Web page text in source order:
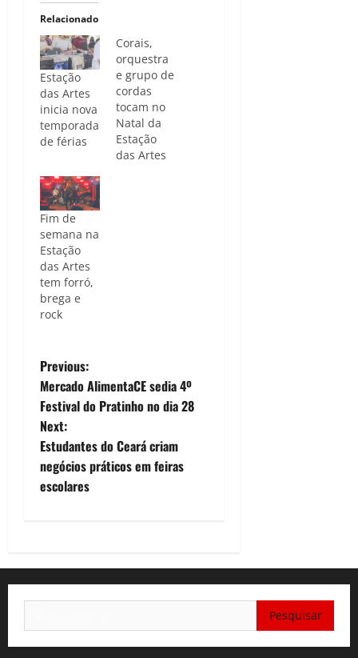
Relacionado
Estação
das Artes
inicia nova
temporada
de férias
Corais,
orquestra
e grupo de
cordas
tocam no
Natal da
Estação
das Artes
Fim de
semana na
Estação
das Artes
tem forró,
brega e
rock
P
o
s
t
v
i
g
Previous:
Mercado AlimentaCE sedia 4º
Festival do Pratinho no dia 28
Next:
Estudantes do Ceará criam
negócios práticos em feiras
escolares
por: